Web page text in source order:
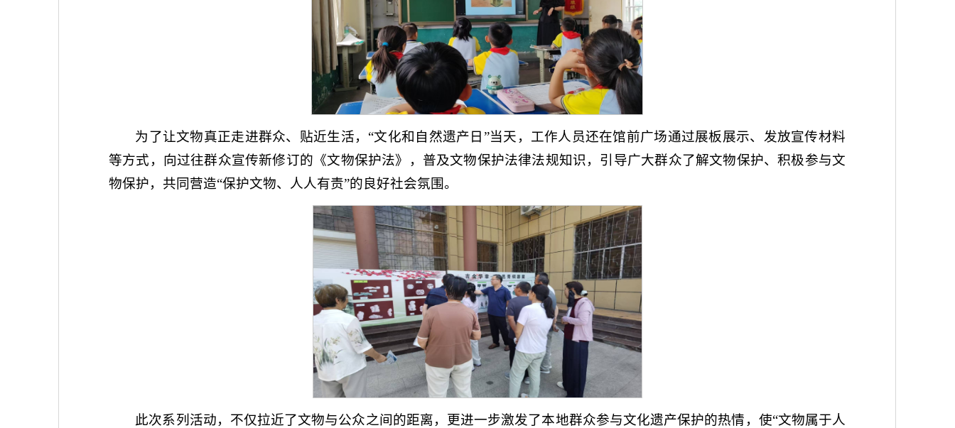
为了让文物真正走进群众、贴近生活，“文化和自然遗产日”当天，工作人员还在馆前广场通过展板展示、发放宣传材料
等方式，向过往群众宣传新修订的《文物保护法》，普及文物保护法律法规知识，引导广大群众了解文物保护、积极参与文
物保护，共同营造“保护文物、人人有责”的良好社会氛围。
此次系列活动，不仅拉近了文物与公众之间的距离，更进一步激发了本地群众参与文化遗产保护的热情，使“文物属于人